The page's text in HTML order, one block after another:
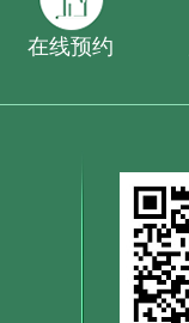
在线预约